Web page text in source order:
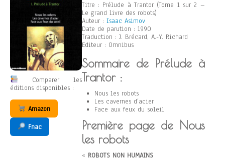
Comparer les
éditions disponibles :
Amazon
Fnac
Titre : Prélude à Trantor (Tome 1 sur 2 –
Le grand livre des robots)
Auteur : Isaac Asimov
Date de parution : 1990
Traduction : J. Brécard, A.-Y. Richard
Editeur : Omnibus
Sommaire de Prélude à
Trantor :
Nous les robots
Les cavernes d’acier
Face aux feux du soleil
Première page de Nous
les robots
« ROBOTS NON HUMAINS